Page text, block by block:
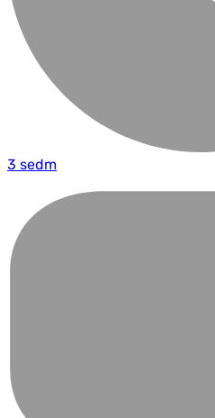
3 sedm